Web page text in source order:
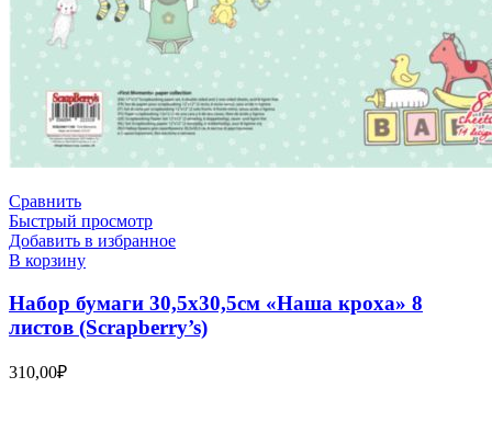
Сравнить
Быстрый просмотр
Добавить в избранное
В корзину
Набор бумаги 30,5х30,5см «Наша кроха» 8
листов (Scrapberry’s)
310,00₽